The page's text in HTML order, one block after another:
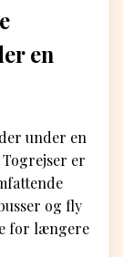
en
under en
er
og fly
for længere